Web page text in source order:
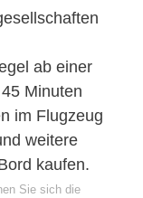
ab einer
Minuten
im Flugzeug
weitere
kaufen.
Sie sich die